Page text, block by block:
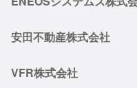
安田不動産株式会社
VFR株式会社